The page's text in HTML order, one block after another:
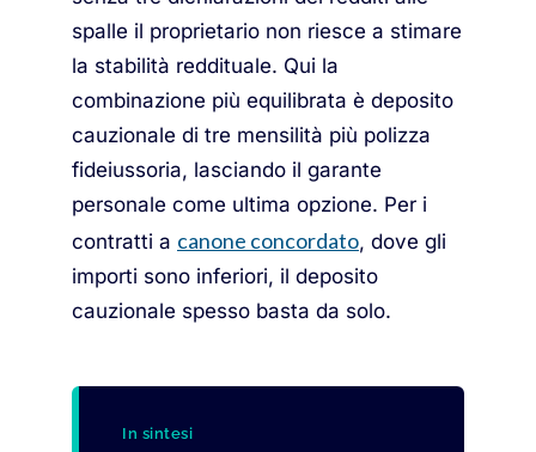
spalle il proprietario non riesce a stimare
la stabilità reddituale. Qui la
combinazione più equilibrata è deposito
cauzionale di tre mensilità più polizza
fideiussoria, lasciando il garante
personale come ultima opzione. Per i
contratti a canone concordato, dove gli
importi sono inferiori, il deposito
cauzionale spesso basta da solo.
In sintesi